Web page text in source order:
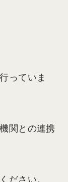
っていま
関との連携
ださい。